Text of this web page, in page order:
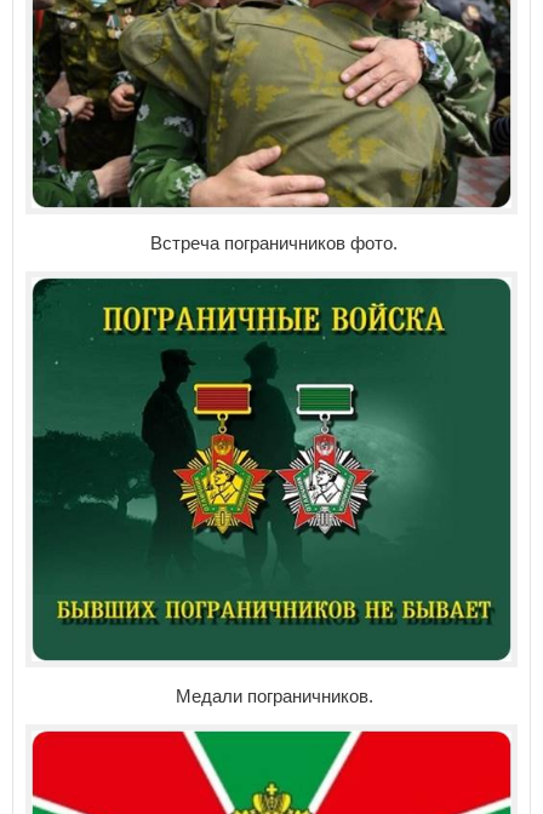
Встреча пограничников фото.
Медали пограничников.